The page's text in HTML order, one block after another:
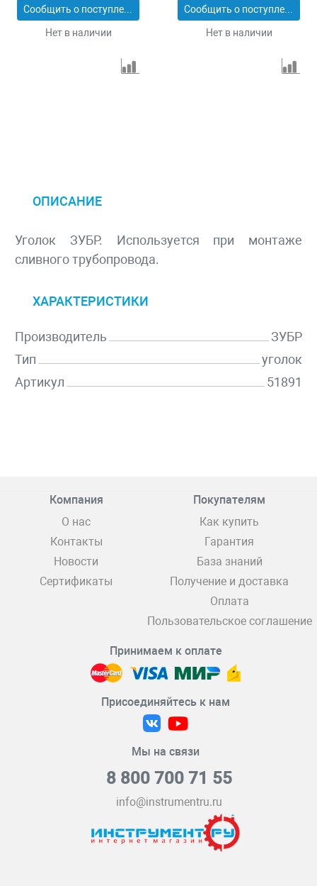
Сообщить о поступлении
Нет в наличии
Сообщить о поступлении
Нет в наличии
ОПИСАНИЕ
Уголок ЗУБР. Используется при монтаже
сливного трубопровода.
ХАРАКТЕРИСТИКИ
Производитель
ЗУБР
Тип
уголок
Артикул
51891
Компания
О нас
Контакты
Новости
Сертификаты
Покупателям
Как купить
Гарантия
База знаний
Получение и доставка
Оплата
Пользовательское соглашение
Принимаем к оплате
Присоединяйтесь к нам
Мы на связи
8 800 700 71 55
info@instrumentru.ru